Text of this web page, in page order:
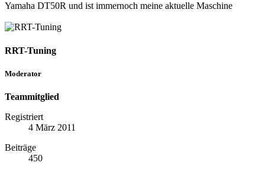
Yamaha DT50R und ist immernoch meine aktuelle Maschine
RRT-Tuning
Moderator
Teammitglied
Registriert
4 März 2011
Beiträge
450